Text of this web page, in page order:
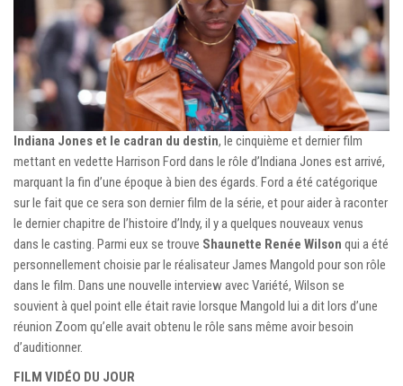
Indiana Jones et le cadran du destin, le cinquième et dernier film
mettant en vedette Harrison Ford dans le rôle d’Indiana Jones est arrivé,
marquant la fin d’une époque à bien des égards. Ford a été catégorique
sur le fait que ce sera son dernier film de la série, et pour aider à raconter
le dernier chapitre de l’histoire d’Indy, il y a quelques nouveaux venus
dans le casting. Parmi eux se trouve Shaunette Renée Wilson qui a été
personnellement choisie par le réalisateur James Mangold pour son rôle
dans le film. Dans une nouvelle interview avec Variété, Wilson se
souvient à quel point elle était ravie lorsque Mangold lui a dit lors d’une
réunion Zoom qu’elle avait obtenu le rôle sans même avoir besoin
d’auditionner.
FILM VIDÉO DU JOUR